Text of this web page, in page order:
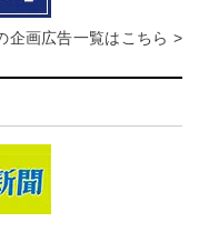
企画広告一覧はこちら >